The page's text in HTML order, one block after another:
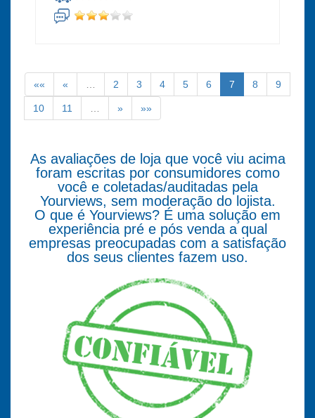
«« « … 2 3 4 5 6 7 8 9
10 11 … » »»
As avaliações de loja que você viu acima
foram escritas por consumidores como
você e coletadas/auditadas pela
Yourviews, sem moderação do lojista.
O que é Yourviews? É uma solução em
experiência pré e pós venda a qual
empresas preocupadas com a satisfação
dos seus clientes fazem uso.